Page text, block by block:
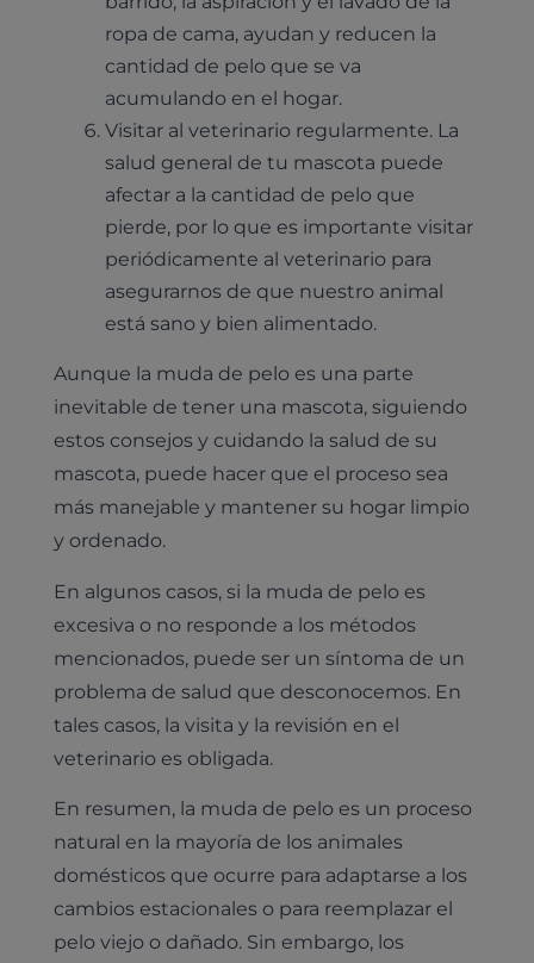
Ecografía
Pruebas cropológicas
Pruebas histológicas – microscopio
Esterilización
Hospitalización
Revisión general y/o geriátrica
Todos los servicios
Traumatología
Urología y nefrología
Medicina felina
Animales Exóticos
Planes de salud para gatos
Todos los planes de salud
Comité de expertos veterinarios
Trabaja en Clinicanimal
ropa de cama, ayudan y reducen la
cantidad de pelo que se va
acumulando en el hogar.
Visitar al veterinario regularmente. La
salud general de tu mascota puede
afectar a la cantidad de pelo que
pierde, por lo que es importante visitar
periódicamente al veterinario para
asegurarnos de que nuestro animal
está sano y bien alimentado.
Aunque la muda de pelo es una parte
inevitable de tener una mascota, siguiendo
estos consejos y cuidando la salud de su
mascota, puede hacer que el proceso sea
más manejable y mantener su hogar limpio
y ordenado.
En algunos casos, si la muda de pelo es
excesiva o no responde a los métodos
mencionados, puede ser un síntoma de un
problema de salud que desconocemos. En
tales casos, la visita y la revisión en el
veterinario es obligada.
En resumen, la muda de pelo es un proceso
natural en la mayoría de los animales
domésticos que ocurre para adaptarse a los
cambios estacionales o para reemplazar el
pelo viejo o dañado. Sin embargo, los